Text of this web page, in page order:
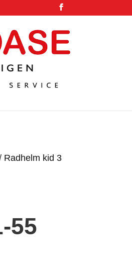
kid 3
55